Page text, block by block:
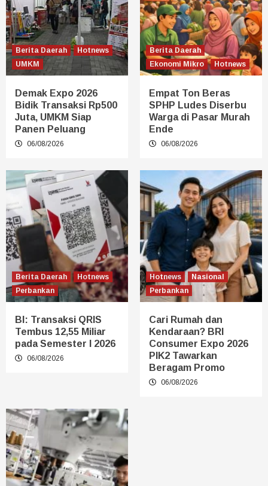
Berita Daerah
Hotnews
UMKM
Demak Expo 2026
Bidik Transaksi Rp500
Juta, UMKM Siap
Panen Peluang
06/08/2026
Berita Daerah
Ekonomi Mikro
Hotnews
Empat Ton Beras
SPHP Ludes Diserbu
Warga di Pasar Murah
Ende
06/08/2026
Berita Daerah
Hotnews
Perbankan
BI: Transaksi QRIS
Tembus 12,55 Miliar
pada Semester I 2026
06/08/2026
Hotnews
Nasional
Perbankan
Cari Rumah dan
Kendaraan? BRI
Consumer Expo 2026
PIK2 Tawarkan
Beragam Promo
06/08/2026